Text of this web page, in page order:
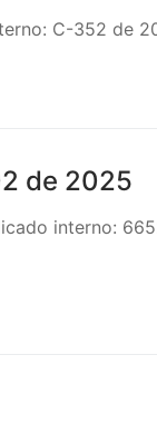
C-352 de
de 2025
interno: